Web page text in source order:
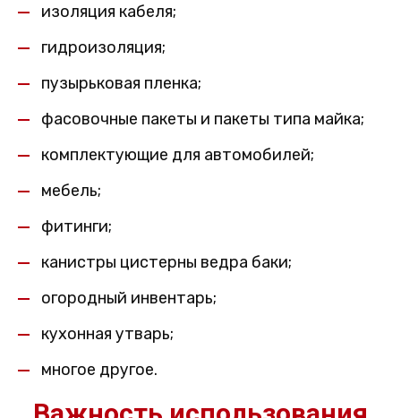
изоляция кабеля;
гидроизоляция;
пузырьковая пленка;
фасовочные пакеты и пакеты типа майка;
комплектующие для автомобилей;
мебель;
фитинги;
канистры цистерны ведра баки;
огородный инвентарь;
кухонная утварь;
многое другое.